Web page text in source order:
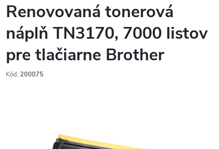
Renovovaná tonerová
náplň TN3170, 7000 listov
pre tlačiarne Brother
Kód: 200075